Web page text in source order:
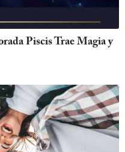
Piscis Trae Magia y